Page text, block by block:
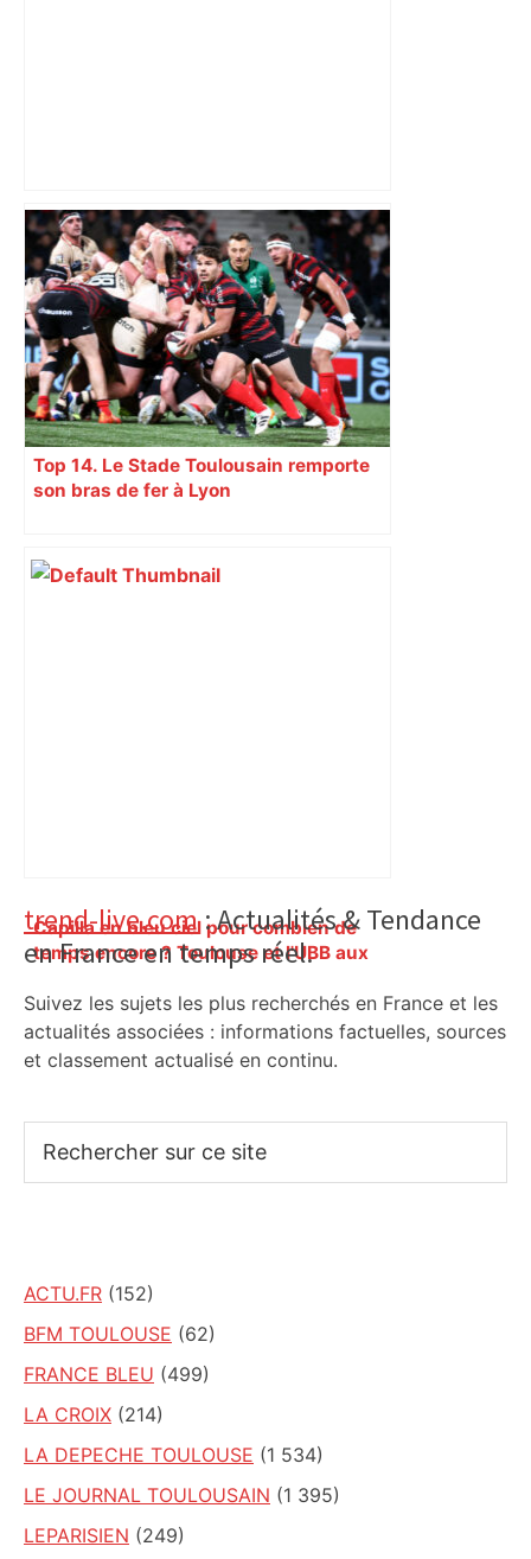
Un Airbus pas comme les autres :
l’étonnante histoire de l' Airbus A220 –
ici.fr
Top 14. Le Stade Toulousain remporte
son bras de fer à Lyon
Capilla en bleu ciel pour combien de
temps encore ? Toulouse et l'UBB aux
Primary
Sidebar
trend-live.com: Actualités & Tendance
en France en temps réel.
Suivez les sujets les plus recherchés en France et les
actualités associées : informations factuelles, sources
et classement actualisé en continu.
sur
ACTU.FR (152)
BFM TOULOUSE (62)
FRANCE BLEU (499)
LA CROIX (214)
LA DEPECHE TOULOUSE (1 534)
LE JOURNAL TOULOUSAIN (1 395)
LEPARISIEN (249)